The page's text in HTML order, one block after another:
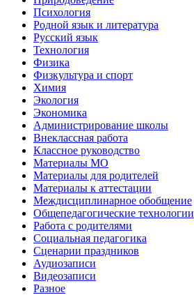
Психология
Родной язык и литература
Русский язык
Технология
Физика
Физкультура и спорт
Химия
Экология
Экономика
Администрирование школы
Внеклассная работа
Классное руководство
Материалы МО
Материалы для родителей
Материалы к аттестации
Междисциплинарное обобщение
Общепедагогические технологии
Работа с родителями
Социальная педагогика
Сценарии праздников
Аудиозаписи
Видеозаписи
Разное